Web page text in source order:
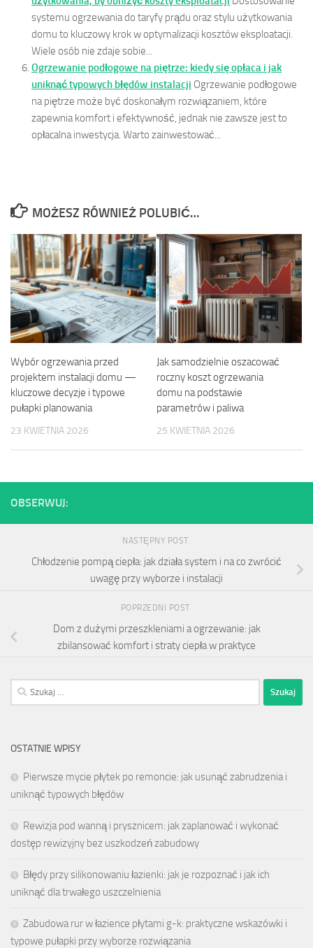
systemu ogrzewania do taryfy prądu oraz stylu użytkowania
domu to kluczowy krok w optymalizacji kosztów eksploatacji.
Wiele osób nie zdaje sobie...
Ogrzewanie podłogowe na piętrze: kiedy się opłaca i jak
uniknąć typowych błędów instalacji Ogrzewanie podłogowe
na piętrze może być doskonałym rozwiązaniem, które
zapewnia komfort i efektywność, jednak nie zawsze jest to
opłacalna inwestycja. Warto zainwestować...
MOŻESZ RÓWNIEŻ POLUBIĆ…
Wybór ogrzewania przed
projektem instalacji domu —
kluczowe decyzje i typowe
pułapki planowania
23 KWIETNIA 2026
Jak samodzielnie oszacować
roczny koszt ogrzewania
domu na podstawie
parametrów i paliwa
25 KWIETNIA 2026
OBSERWUJ:
NASTĘPNY POST
Chłodzenie pompą ciepła: jak działa system i na co zwrócić
uwagę przy wyborze i instalacji
POPRZEDNI POST
Dom z dużymi przeszkleniami a ogrzewanie: jak
zbilansować komfort i straty ciepła w praktyce
Szukaj:
OSTATNIE WPISY
Pierwsze mycie płytek po remoncie: jak usunąć zabrudzenia i
uniknąć typowych błędów
Rewizja pod wanną i prysznicem: jak zaplanować i wykonać
dostęp rewizyjny bez uszkodzeń zabudowy
Błędy przy silikonowaniu łazienki: jak je rozpoznać i jak ich
uniknąć dla trwałego uszczelnienia
Zabudowa rur w łazience płytami g-k: praktyczne wskazówki i
typowe pułapki przy wyborze rozwiązania